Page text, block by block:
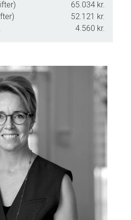
heraf – elegant adskilt
familien – et naturligt
og nærvær. I den anden ende
til villaens børne-/gæsteafdeling
med terrassedøre direkte til
med Vola-armaturer,
fuldender denne fløj.
et eksklusivt soveværelse
indbyggede skabe fra gulv til loft
med dobbelt håndvask,
bruseniche og jacuzzi fuldender
i villaen.
65.034 kr.
52.121 kr.
4.560 kr.